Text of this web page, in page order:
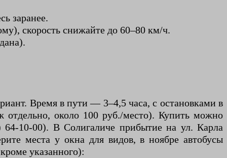
заранее.
скорость снижайте до 60–80 км/ч.
Время в пути — 3–4,5 часа, с остановками в
около 100 руб./место). Купить можно
10-00). В Солигаличе прибытие на ул. Карла
места у окна для видов, в ноябре автобусы
указанного):